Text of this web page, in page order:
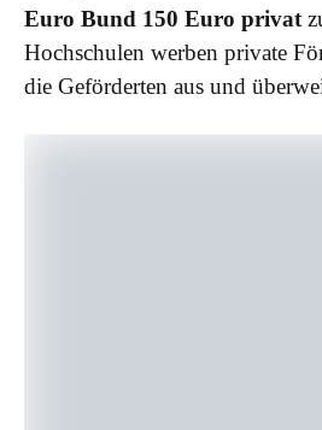
Euro Bund 150 Euro privat
Hochschulen werben private
die Geförderten aus und